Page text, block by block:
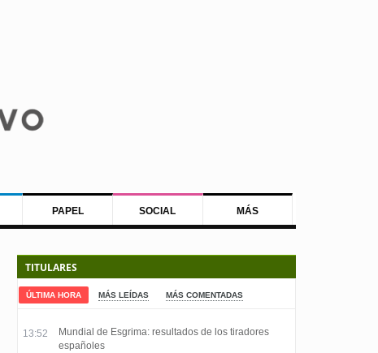
PAPEL SOCIAL MÁS
TITULARES
ÚLTIMA HORA MÁS LEÍDAS MÁS COMENTADAS
13:52
Mundial de Esgrima: resultados de los tiradores
españoles